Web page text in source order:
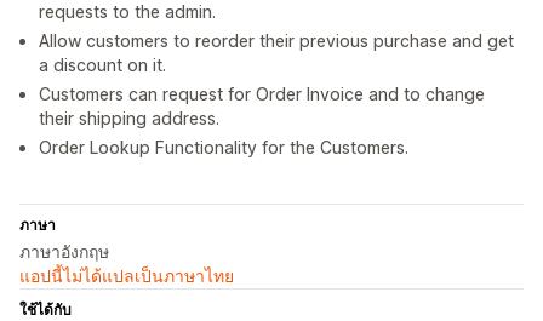
requests to the admin.
Allow customers to reorder their previous purchase and get
a discount on it.
Customers can request for Order Invoice and to change
their shipping address.
Order Lookup Functionality for the Customers.
ภาษา
ภาษาอังกฤษ
แอปนี้ไม่ได้แปลเป็นภาษาไทย
ใช้ได้กับ